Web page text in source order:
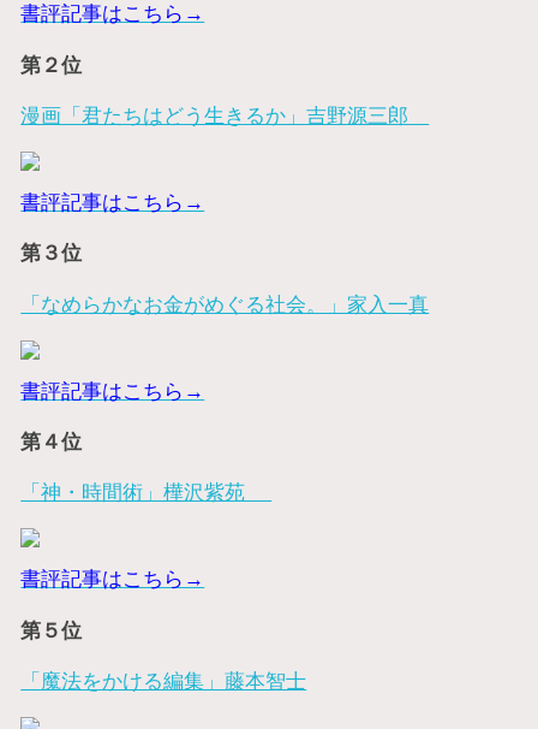
書評記事はこちら→
第２位
漫画「君たちはどう生きるか」吉野源三郎
書評記事はこちら→
第３位
「なめらかなお金がめぐる社会。」家入一真
書評記事はこちら→
第４位
「神・時間術」樺沢紫苑
書評記事はこちら→
第５位
「魔法をかける編集」藤本智士